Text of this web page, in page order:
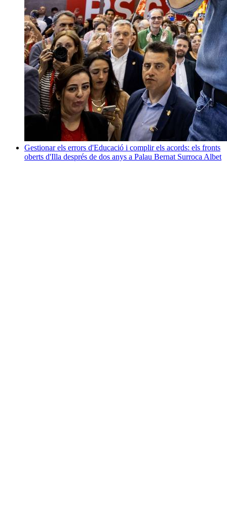
Gestionar els errors d'Educació i complir els acords: els fronts
oberts d'Illa després de dos anys a Palau Bernat Surroca Albet